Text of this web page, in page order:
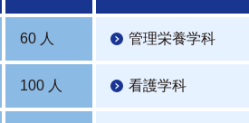
60 人 管理栄養学科
100 人 看護学科